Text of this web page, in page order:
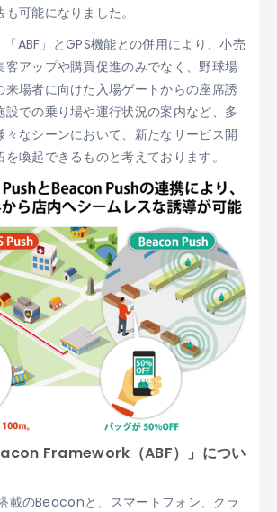
可能になりました。
「ABF」とGPS機能との併用により、小売
客アップや購買促進のみでなく、野球場
来場者に向けた入場ゲートからの座席誘
設での乗り場や運行状況の案内など、多
々なシーンにおいて、新たなサービス開
喚起できるものと考えております。
Framework（ABF）」につい
搭載のBeaconと、スマートフォン、クラ